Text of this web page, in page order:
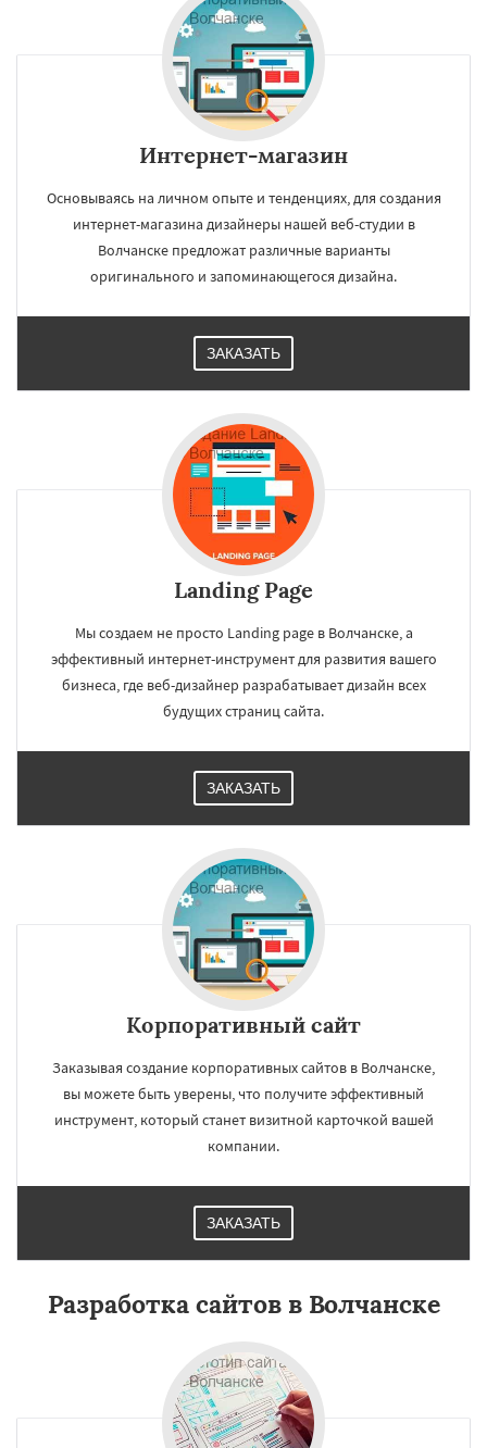
Интернет-магазин
Основываясь на личном опыте и тенденциях, для создания
интернет-магазина дизайнеры нашей веб-студии в
Волчанске предложат различные варианты
оригинального и запоминающегося дизайна.
ЗАКАЗАТЬ
Landing Page
Мы создаем не просто Landing page в Волчанске, а
эффективный интернет-инструмент для развития вашего
бизнеса, где веб-дизайнер разрабатывает дизайн всех
будущих страниц сайта.
ЗАКАЗАТЬ
Корпоративный сайт
Заказывая создание корпоративных сайтов в Волчанске,
вы можете быть уверены, что получите эффективный
инструмент, который станет визитной карточкой вашей
компании.
ЗАКАЗАТЬ
Разработка сайтов в Волчанске